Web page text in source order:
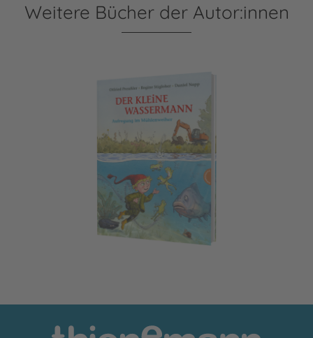
Weitere Bücher der Autor:innen
Der kleine Wassermann: Aufregung im Mühlenweiher